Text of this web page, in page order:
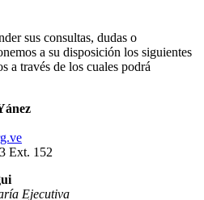
sus consultas, dudas o
a su disposición los siguientes
a través de los cuales podrá
Ext. 152
Ejecutiva